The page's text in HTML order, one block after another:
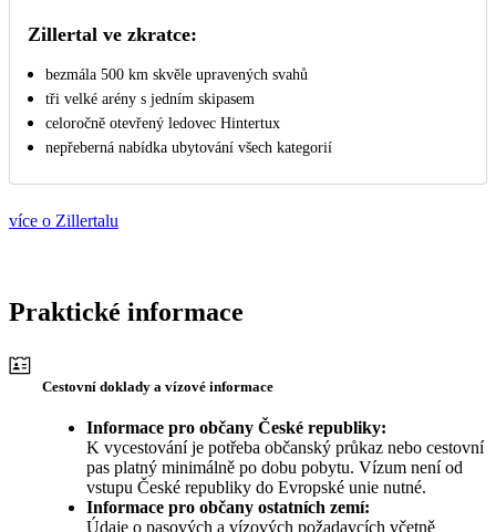
Zillertal ve zkratce:
bezmála 500 km skvěle upravených svahů
tři velké arény s jedním skipasem
celoročně otevřený ledovec Hintertux
nepřeberná nabídka ubytování všech kategorií
více o Zillertalu
Praktické informace
Cestovní doklady a vízové informace
Informace pro občany České republiky:
K vycestování je potřeba občanský průkaz nebo cestovní
pas platný minimálně po dobu pobytu. Vízum není od
vstupu České republiky do Evropské unie nutné.
Informace pro občany ostatních zemí:
Údaje o pasových a vízových požadavcích včetně